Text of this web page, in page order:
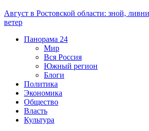
Август в Ростовской области: зной,
ветер
Панорама 24
Мир
Вся Россия
Южный регион
Блоги
Политика
Экономика
Общество
Власть
Культура